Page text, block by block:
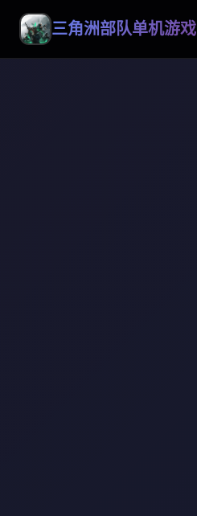
三角洲部队单机游戏